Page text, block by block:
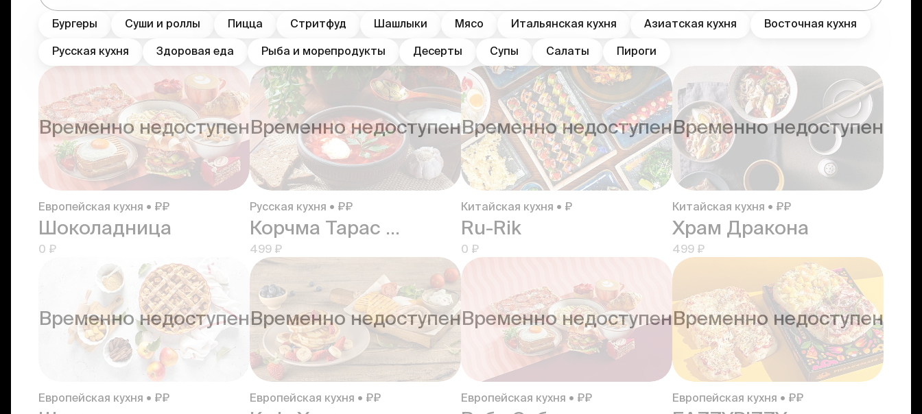
Бургеры Суши и роллы Пицца Стритфуд Шашлыки Мясо Итальянская кухня Азиатская кухня Восточная кухня
Русская кухня Здоровая еда Рыба и морепродукты Десерты Супы Салаты Пироги
Временно недоступен
Европейская кухня • ₽₽
Шоколадница
0 ₽
Временно недоступен
Русская кухня • ₽₽
Корчма Тарас Бульба
499 ₽
Временно недоступен
Китайская кухня • ₽
Ru-Rik
0 ₽
Временно недоступен
Китайская кухня • ₽₽
Храм Дракона
499 ₽
Временно недоступен
Европейская кухня • ₽₽
Временно недоступен
Европейская кухня • ₽₽
Временно недоступен
Европейская кухня • ₽₽
Временно недоступен
Европейская кухня • ₽₽